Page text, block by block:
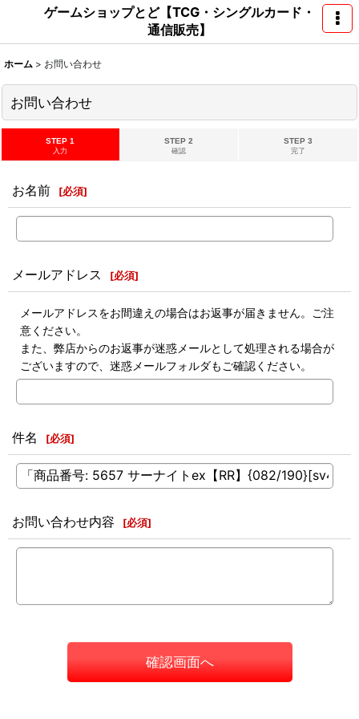
ゲームショップとど【TCG・シングルカード・
通信販売】
ホーム > お問い合わせ
お問い合わせ
STEP 1
入力
STEP 2
確認
STEP 3
完了
お名前 [必須]
メールアドレス [必須]
メールアドレスをお間違えの場合はお返事が届きません。ご注
意ください。
また、弊店からのお返事が迷惑メールとして処理される場合が
ございますので、迷惑メールフォルダもご確認ください。
件名 [必須]
お問い合わせ内容 [必須]
確認画面へ